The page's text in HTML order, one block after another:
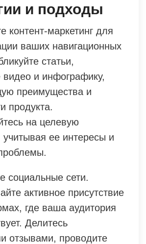
и подходы
контент-маркетинг для
ваших навигационных
статьи,
и инфографику,
преимущества и
продукта.
на целевую
ее интересы и
социальные сети.
активное присутствие
где ваша аудитория
Делитесь
отзывами, проводите